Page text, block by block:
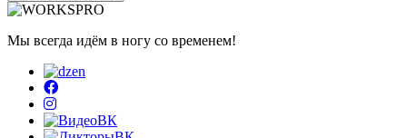
Мы всегда идём в ногу со временем!